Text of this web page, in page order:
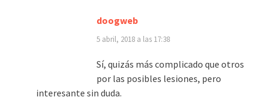
doogweb
5 abril, 2018 a las 17:38
Sí, quizás más complicado que otros
por las posibles lesiones, pero
interesante sin duda.